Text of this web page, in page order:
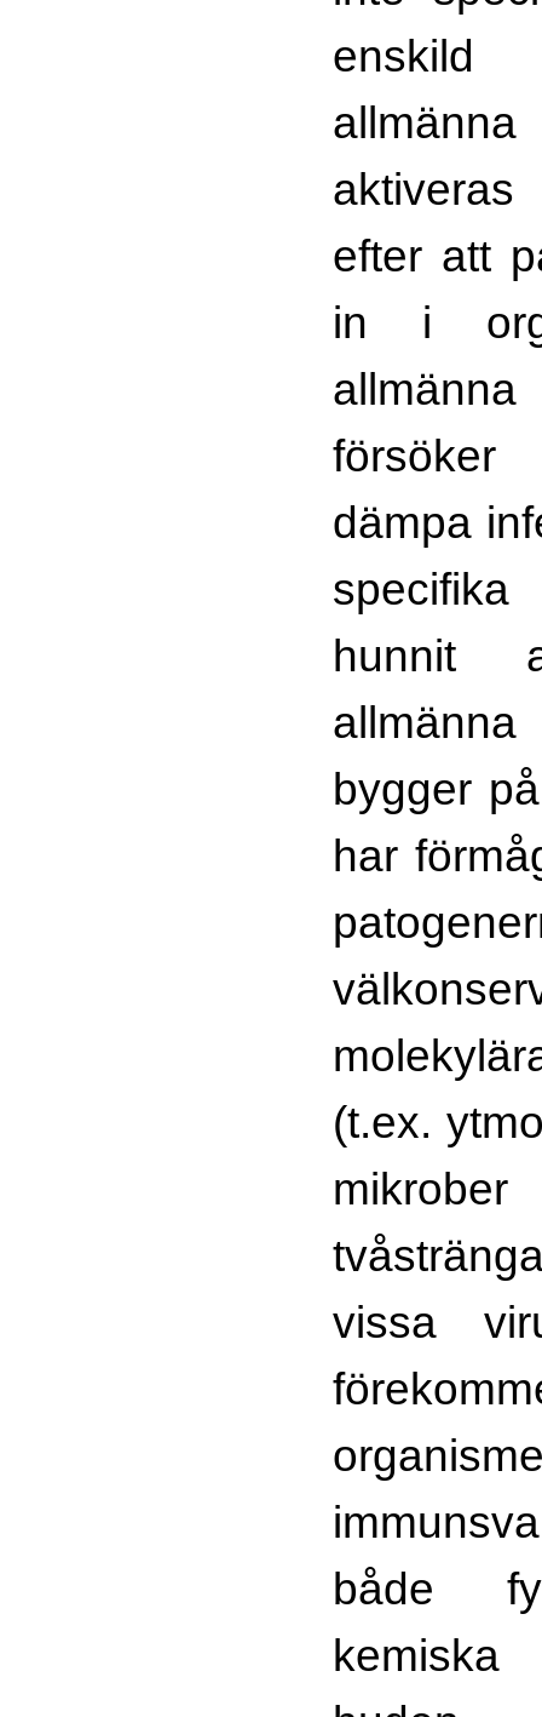
enskild
aktiveras
efter att
in i
försöker
dämpa
hunnit
bygger
har
(t.ex.
vissa
både